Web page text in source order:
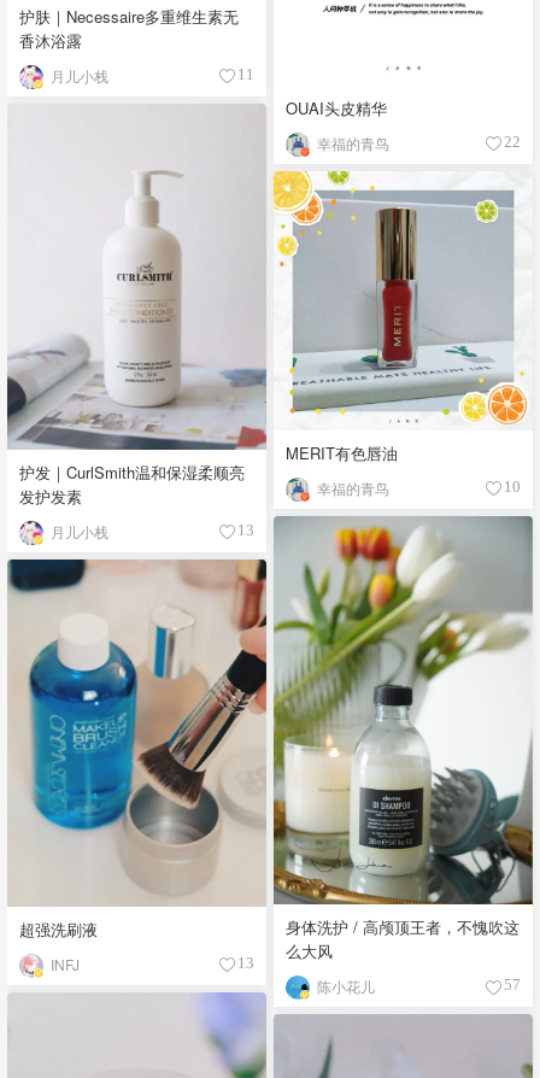
OUAI头皮精华
幸福的青鸟 22
护肤｜Necessaire多重维生素无
香沐浴露
月儿小栈 11
护发｜CurlSmith温和保湿柔顺亮
发护发素
月儿小栈 13
MERIT有色唇油
幸福的青鸟 10
身体洗护 / 高颅顶王者，不愧吹这
么大风
陈小花儿 57
超强洗刷液
INFJ 13